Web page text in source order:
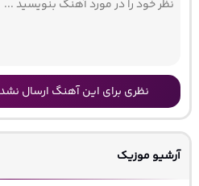
نظری برای این آهنگ ارسال
آرشیو موزیک